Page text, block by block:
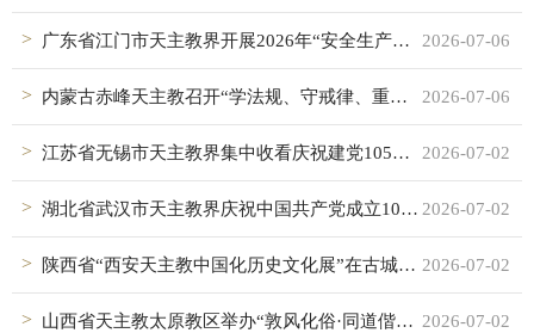
2026-07-06
广东省江门市天主教界开展2026年“安全生产月”系列活动
2026-07-06
内蒙古赤峰天主教召开“学法规、守戒律、重修为、树形象”教育活动总结暨《中华人民共和国民族团结进步法》集体学习联席会
2026-07-02
江苏省无锡市天主教界集中收看庆祝建党105周年大会
2026-07-02
湖北省武汉市天主教界庆祝中国共产党成立105周年
2026-07-02
陕西省“西安天主教中国化历史文化展”在古城西安开幕
2026-07-02
山西省天主教太原教区举办“敦风化俗·同道偕行——天主教中国化的历史流变与当代实践研讨活动”探索天主教中国化太原实践